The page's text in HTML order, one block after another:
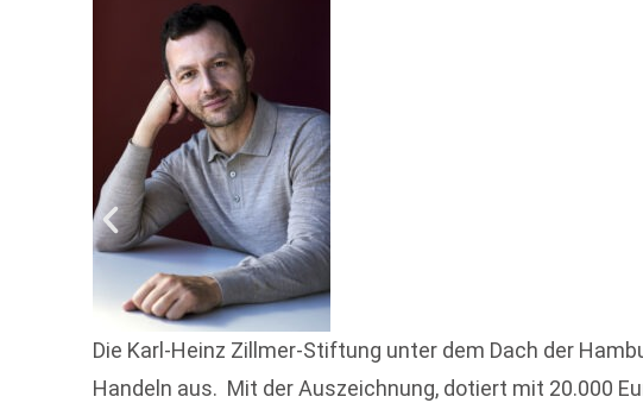
Die Karl-Heinz Zillmer-Stiftung unter dem Dach der
Handeln aus. Mit der Auszeichnung, dotiert mit 20.000